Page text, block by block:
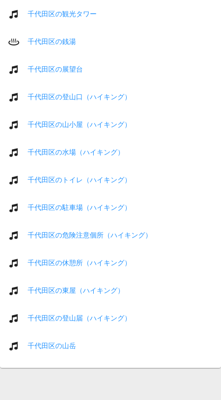
千代田区の観光タワー
千代田区の銭湯
千代田区の展望台
千代田区の登山口（ハイキング）
千代田区の山小屋（ハイキング）
千代田区の水場（ハイキング）
千代田区のトイレ（ハイキング）
千代田区の駐車場（ハイキング）
千代田区の危険注意個所（ハイキング）
千代田区の休憩所（ハイキング）
千代田区の東屋（ハイキング）
千代田区の登山届（ハイキング）
千代田区の山岳